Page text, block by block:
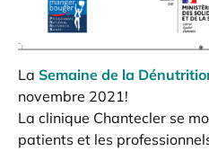
La Semaine de la
novembre 2021!
La clinique Chantecler se
patients et les